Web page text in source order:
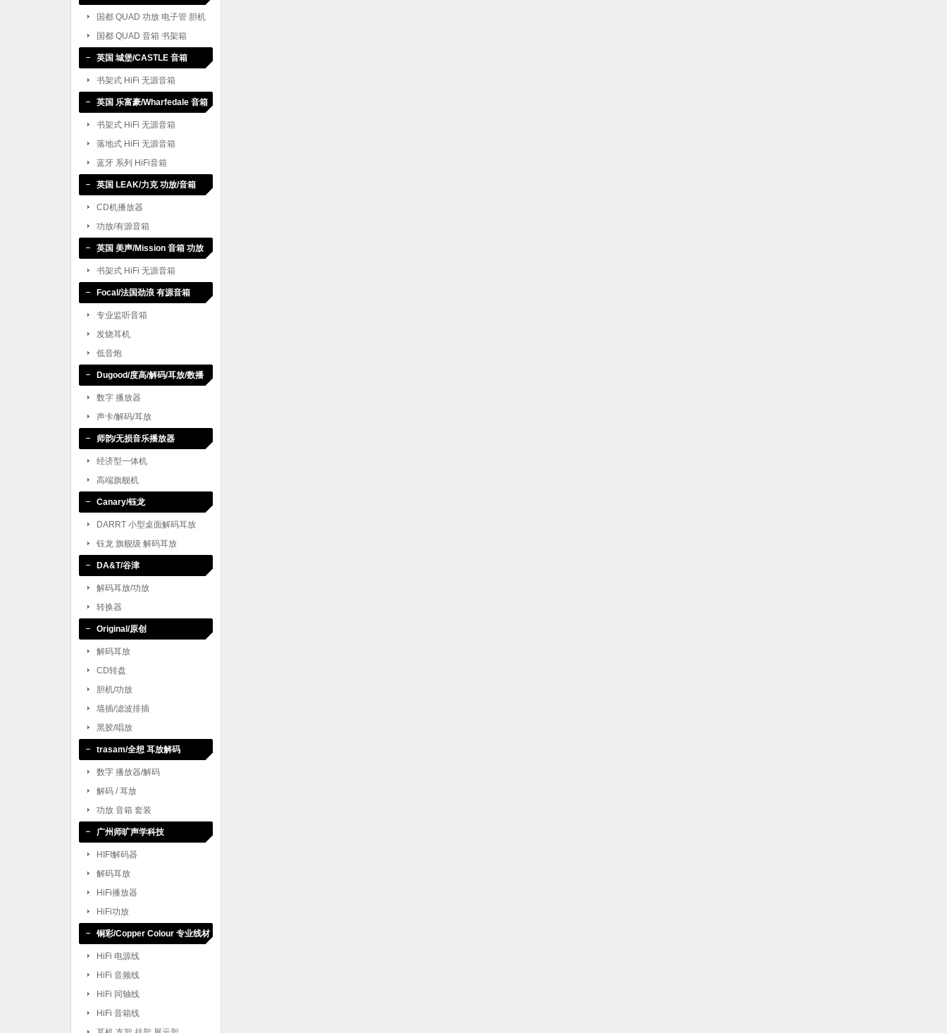
国都 QUAD 功放 电子管 胆机
国都 QUAD 音箱 书架箱
英国 城堡/CASTLE 音箱
书架式 HiFi 无源音箱
英国 乐富豪/Wharfedale 音箱
书架式 HiFi 无源音箱
落地式 HiFi 无源音箱
蓝牙 系列 HiFi音箱
英国 LEAK/力克 功放/音箱
CD机播放器
功放/有源音箱
英国 美声/Mission 音箱 功放
书架式 HiFi 无源音箱
Focal/法国劲浪 有源音箱
专业监听音箱
发烧耳机
低音炮
Dugood/度高/解码/耳放/数播
数字 播放器
声卡/解码/耳放
师韵/无损音乐播放器
经济型一体机
高端旗舰机
Canary/钰龙
DARRT 小型桌面解码耳放
钰龙 旗舰级 解码耳放
DA&T/谷津
解码耳放/功放
转换器
Original/原创
解码耳放
CD转盘
胆机/功放
墙插/滤波排插
黑胶/唱放
trasam/全想 耳放解码
数字 播放器/解码
解码 / 耳放
功放 音箱 套装
广州师旷声学科技
HIFI解码器
解码耳放
HiFi播放器
HiFi功放
铜彩/Copper Colour 专业线材
HiFi 电源线
HiFi 音频线
HiFi 同轴线
HiFi 音箱线